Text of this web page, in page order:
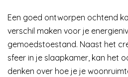
Een goed ontworpen ochtend
verschil maken voor je
gemoedstoestand. Naast het
sfeer in je slaapkamer, kan het
denken over hoe je je